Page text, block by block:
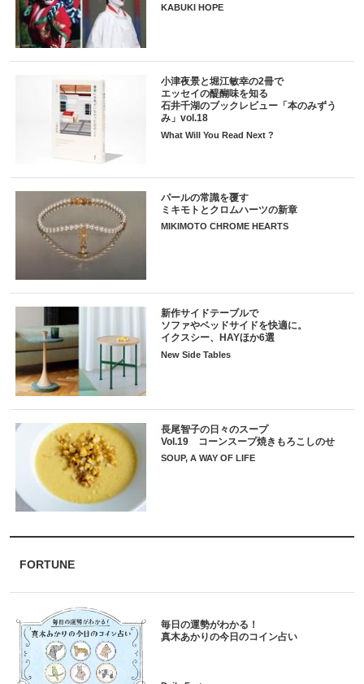
KABUKI HOPE
小津夜景と堀江敏幸の2冊で
エッセイの醍醐味を知る
石井千湖のブックレビュー「本のみずう
み」vol.18
What Will You Read Next ?
パールの常識を覆す
ミキモトとクロムハーツの新章
MIKIMOTO CHROME HEARTS
新作サイドテーブルで
ソファやベッドサイドを快適に。
イクスシー、HAYほか6選
New Side Tables
長尾智子の日々のスープ
Vol.19 コーンスープ焼きもろこしのせ
SOUP, A WAY OF LIFE
FORTUNE
毎日の運勢がわかる！